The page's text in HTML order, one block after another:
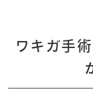
ワキガ手